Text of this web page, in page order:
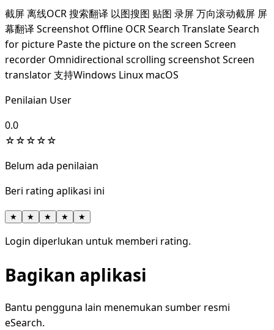
截屏 离线OCR 搜索翻译 以图搜图 贴图 录屏 万向滚动截屏 屏
幕翻译 Screenshot Offline OCR Search Translate Search
for picture Paste the picture on the screen Screen
recorder Omnidirectional scrolling screenshot Screen
translator 支持Windows Linux macOS
Penilaian User
0.0
☆☆☆☆☆
Belum ada penilaian
Beri rating aplikasi ini
★ ★ ★ ★ ★
Login diperlukan untuk memberi rating.
Bagikan aplikasi
Bantu pengguna lain menemukan sumber resmi
eSearch.